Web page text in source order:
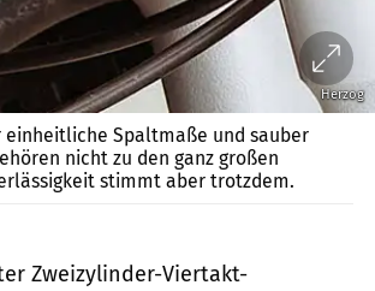
Herzog
einheitliche Spaltmaße und sauber
nicht zu den ganz großen
stimmt aber trotzdem.
Zweizylinder-Viertakt-